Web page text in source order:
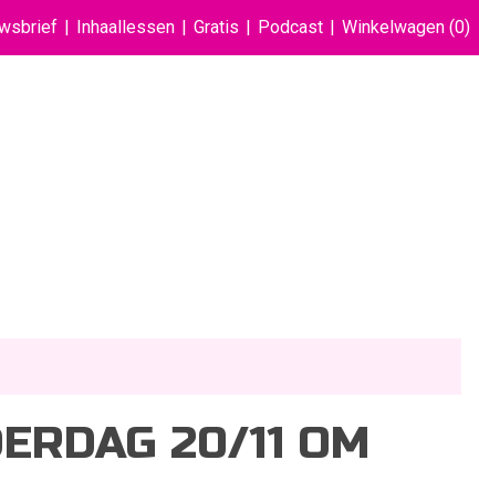
Inhaallessen Gratis Podcast Winkelwagen (0)
20/11 OM